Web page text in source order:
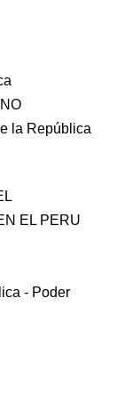
la República
EL PERU
- Poder